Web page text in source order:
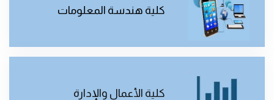
كلية هندسة المعلومات
كلية الأعمال والإدارة